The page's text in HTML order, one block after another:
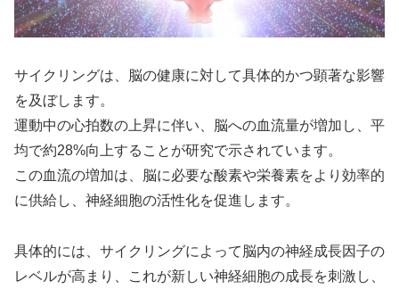
サイクリングは、脳の健康に対して具体的かつ顕著な影響
を及ぼします。
運動中の心拍数の上昇に伴い、脳への血流量が増加し、平
均で約28%向上することが研究で示されています。
この血流の増加は、脳に必要な酸素や栄養素をより効率的
に供給し、神経細胞の活性化を促進します。
具体的には、サイクリングによって脳内の神経成長因子の
レベルが高まり、これが新しい神経細胞の成長を刺激し、